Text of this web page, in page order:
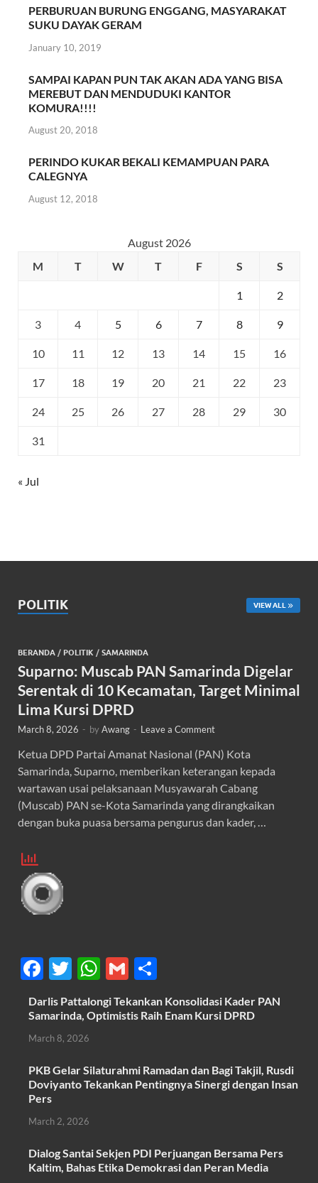
PERBURUAN BURUNG ENGGANG, MASYARAKAT
SUKU DAYAK GERAM
January 10, 2019
SAMPAI KAPAN PUN TAK AKAN ADA YANG BISA
MEREBUT DAN MENDUDUKI KANTOR
KOMURA!!!!
August 20, 2018
PERINDO KUKAR BEKALI KEMAMPUAN PARA
CALEGNYA
August 12, 2018
August 2026
M
T W T F S S
1 2
3 4 5 6 7 8 9
10 11 12 13 14 15 16
17 18 19 20 21 22 23
24 25 26 27 28 29 30
31
« Jul
POLITIK VIEW ALL
BERANDA / POLITIK / SAMARINDA
Suparno: Muscab PAN Samarinda Digelar
Serentak di 10 Kecamatan, Target Minimal
Lima Kursi DPRD
March 8, 2026 - byAwang - Leave a Comment
Ketua DPD Partai Amanat Nasional (PAN) Kota
Samarinda, Suparno, memberikan keterangan kepada
wartawan usai pelaksanaan Musyawarah Cabang
(Muscab) PAN se-Kota Samarinda yang dirangkaikan
dengan buka puasa bersama pengurus dan kader, …
F
ac
e
b
o
o
k
T
w
itt
er
W
h
at
A
p
G
m
ail
h
ar
Darlis Pattalongi Tekankan Konsolidasi Kader PAN
Samarinda, Optimistis Raih Enam Kursi DPRD
March 8, 2026
PKB Gelar Silaturahmi Ramadan dan Bagi Takjil, Rusdi
Doviyanto Tekankan Pentingnya Sinergi dengan Insan
Pers
March 2, 2026
Dialog Santai Sekjen PDI Perjuangan Bersama Pers
Kaltim, Bahas Etika Demokrasi dan Peran Media